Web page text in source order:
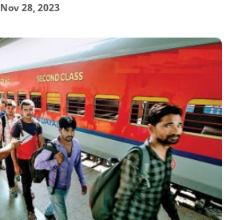
Nov 28, 2023